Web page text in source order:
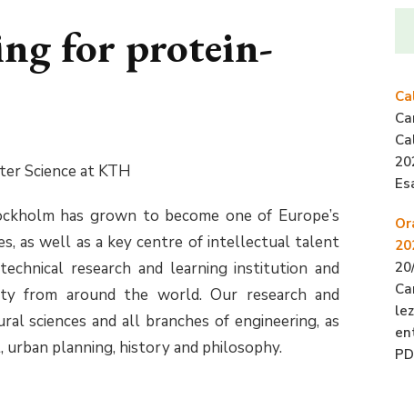
for protein-
Science at KTH
has grown to become one of Europe’s
as well as a key centre of intellectual talent
research and learning institution and
from around the world. Our research and
sciences and all branches of engineering, as
planning, history and philosophy.